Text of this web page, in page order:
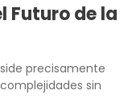
Futuro de la
precisamente
sin